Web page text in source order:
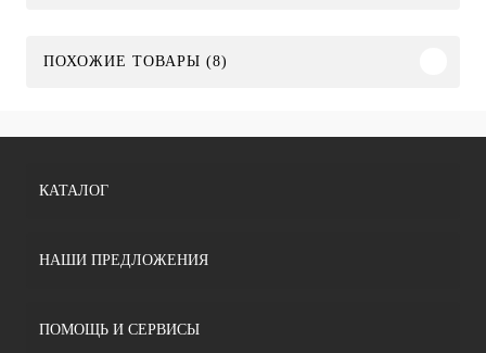
ПОХОЖИЕ ТОВАРЫ (8)
КАТАЛОГ
НАШИ ПРЕДЛОЖЕНИЯ
ПОМОЩЬ И СЕРВИСЫ